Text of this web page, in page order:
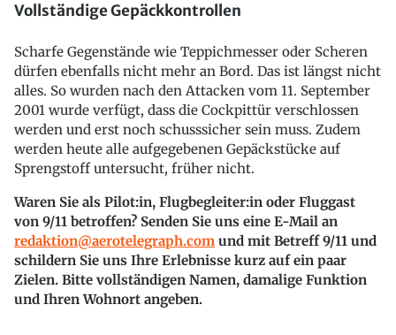
Vollständige Gepäckkontrollen
Scharfe Gegenstände wie Teppichmesser oder Scheren
dürfen ebenfalls nicht mehr an Bord. Das ist längst nicht
alles. So wurden nach den Attacken vom 11. September
2001 wurde verfügt, dass die Cockpittür verschlossen
werden und erst noch schusssicher sein muss. Zudem
werden heute alle aufgegebenen Gepäckstücke auf
Sprengstoff untersucht, früher nicht.
Waren Sie als Pilot:in, Flugbegleiter:in oder Fluggast
von 9/11 betroffen? Senden Sie uns eine E-Mail an
redaktion@aerotelegraph.com und mit Betreff 9/11 und
schildern Sie uns Ihre Erlebnisse kurz auf ein paar
Zielen. Bitte vollständigen Namen, damalige Funktion
und Ihren Wohnort angeben.